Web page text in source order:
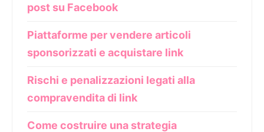
post su Facebook
Piattaforme per vendere articoli
sponsorizzati e acquistare link
Rischi e penalizzazioni legati alla
compravendita di link
Come costruire una strategia